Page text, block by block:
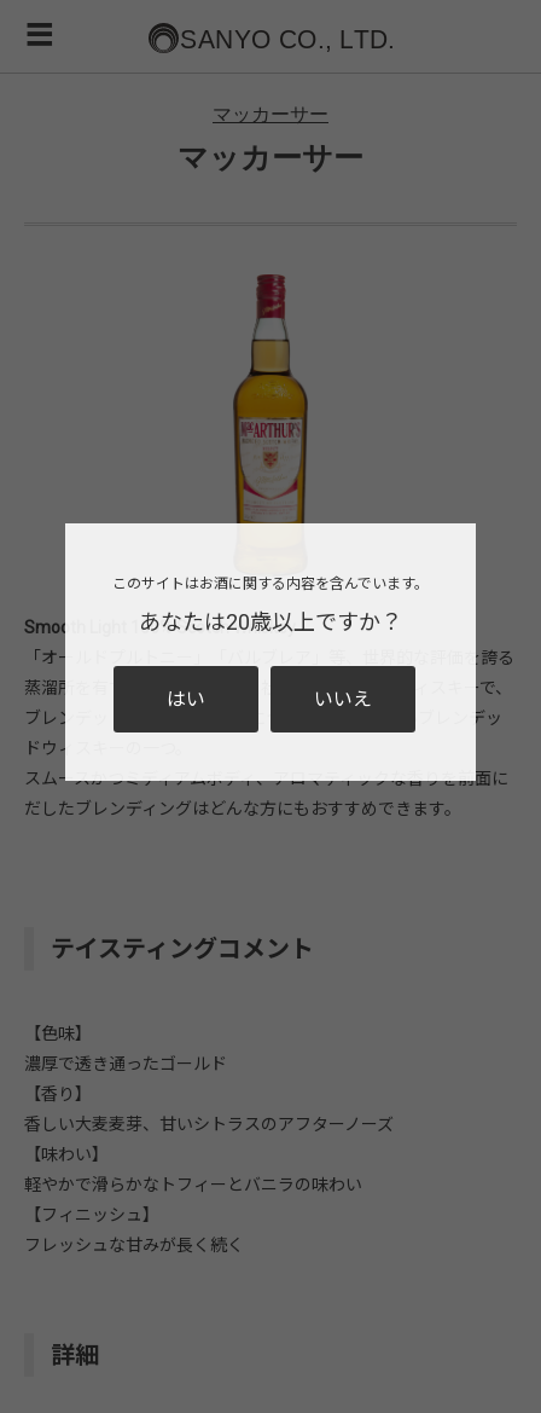
マッカーサー
マッカーサー
Smooth Light 100% Scotch Whiskey
「オールドプルトニー」「バルブレア」等、世界的な評価を誇る
蒸溜所を有するインバーハウス社のブレンデッドウィスキーで、
ブレンデッドの黎明期1887年につくられた最も古いブレンデッ
ドウィスキーの一つ。
スムースかつミディアムボディ、アロマティックな香りを前面に
だしたブレンディングはどんな方にもおすすめできます。
テイスティングコメント
【色味】
濃厚で透き通ったゴールド
【香り】
香しい大麦麦芽、甘いシトラスのアフターノーズ
【味わい】
軽やかで滑らかなトフィーとバニラの味わい
【フィニッシュ】
フレッシュな甘みが長く続く
詳細
このサイトはお酒に関する内容を含んでいます。
あなたは20歳以上ですか？
はい いいえ